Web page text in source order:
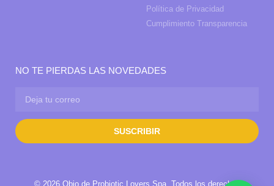
Política de Privacidad
Cumplimiento Transparencia
NO TE PIERDAS LAS NOVEDADES
SUSCRIBIR
© 2026 Obio de Probiotic Lovers Spa. Todos los derechos